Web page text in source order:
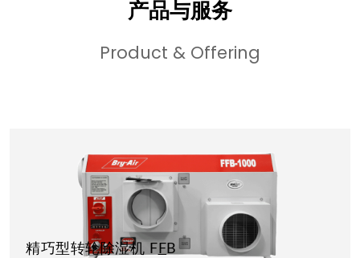
产品与服务
Product & Offering
精巧型转轮除湿机 F F B